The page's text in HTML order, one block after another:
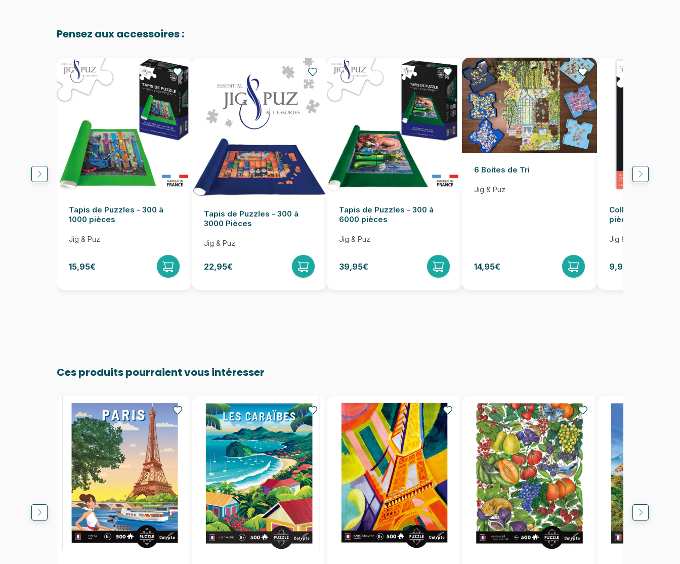
Pensez aux accessoires :
Tapis de Puzzles - 300 à
1000 pièces
Jig & Puz
15,95€
Tapis de Puzzles - 300 à
3000 Pièces
Jig & Puz
22,95€
Tapis de Puzzles - 300 à
6000 pièces
Jig & Puz
39,95€
6 Boites de Tri
Jig & Puz
14,95€
Colle pour Puzzle
pièces
Jig & Puz
9,95€
Ces produits pourraient vous intéresser